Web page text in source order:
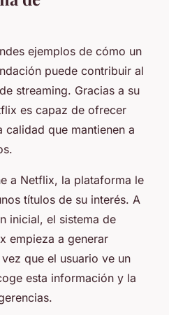
ejemplos de cómo un
puede contribuir al
streaming. Gracias a su
es capaz de ofrecer
calidad que mantienen a
a Netflix, la plataforma le
títulos de su interés. A
inicial, el sistema de
empieza a generar
que el usuario ve un
esta información y la